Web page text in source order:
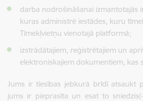
darba nodrošināšanai izmantotajās
kuras administrē iestādes, kuru
Tīmekļvietņu vienotajā platformā;
izstrādātajiem, reģistrētajiem un
elektroniskajiem dokumentiem, kas
Jums ir tiesības jebkurā brīdī atsaukt
jums ir pieprasīta un esat to